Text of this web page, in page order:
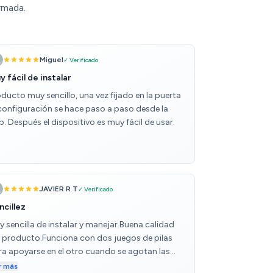
Miguel✓ Verificado
fácil de instalar
muy sencillo, una vez fijado en la puerta
se hace paso a paso desde la
Después el dispositivo es muy fácil de usar.
JAVIER R T✓ Verificado
sencilla de instalar y manejar.Buena calidad
producto.Funciona con dos juegos de pilas
apoyarse en el otro cuando se agotan las
más